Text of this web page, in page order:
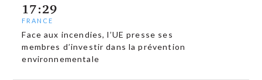
17:29
FRANCE
Face aux incendies, l’UE presse ses
membres d’investir dans la prévention
environnementale